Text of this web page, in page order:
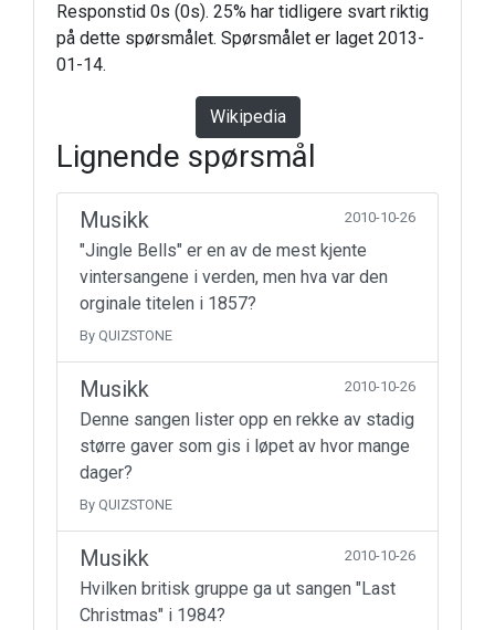
Responstid 0s (0s). 25% har tidligere svart riktig
på dette spørsmålet. Spørsmålet er laget 2013-
01-14.
Wikipedia
Lignende spørsmål
Musikk 2010-10-26
"Jingle Bells" er en av de mest kjente
vintersangene i verden, men hva var den
orginale titelen i 1857?
By QUIZSTONE
Musikk 2010-10-26
Denne sangen lister opp en rekke av stadig
større gaver som gis i løpet av hvor mange
dager?
By QUIZSTONE
Musikk 2010-10-26
Hvilken britisk gruppe ga ut sangen "Last
Christmas" i 1984?